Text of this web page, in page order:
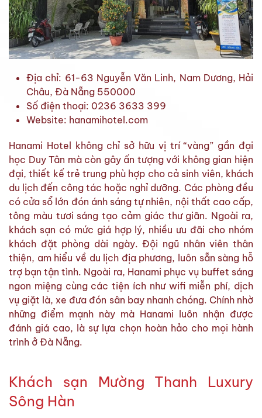
Địa chỉ: 61-63 Nguyễn Văn Linh, Nam Dương, Hải
Châu, Đà Nẵng 550000
Số điện thoại: 0236 3633 399
Website: hanamihotel.com
Hanami Hotel không chỉ sở hữu vị trí “vàng” gần đại
học Duy Tân mà còn gây ấn tượng với không gian hiện
đại, thiết kế trẻ trung phù hợp cho cả sinh viên, khách
du lịch đến công tác hoặc nghỉ dưỡng. Các phòng đều
có cửa sổ lớn đón ánh sáng tự nhiên, nội thất cao cấp,
tông màu tươi sáng tạo cảm giác thư giãn. Ngoài ra,
khách sạn có mức giá hợp lý, nhiều ưu đãi cho nhóm
khách đặt phòng dài ngày. Đội ngũ nhân viên thân
thiện, am hiểu về du lịch địa phương, luôn sẵn sàng hỗ
trợ bạn tận tình. Ngoài ra, Hanami phục vụ buffet sáng
ngon miệng cùng các tiện ích như wifi miễn phí, dịch
vụ giặt là, xe đưa đón sân bay nhanh chóng. Chính nhờ
những điểm mạnh này mà Hanami luôn nhận được
đánh giá cao, là sự lựa chọn hoàn hảo cho mọi hành
trình ở Đà Nẵng.
Khách sạn Mường Thanh Luxury
Sông Hàn